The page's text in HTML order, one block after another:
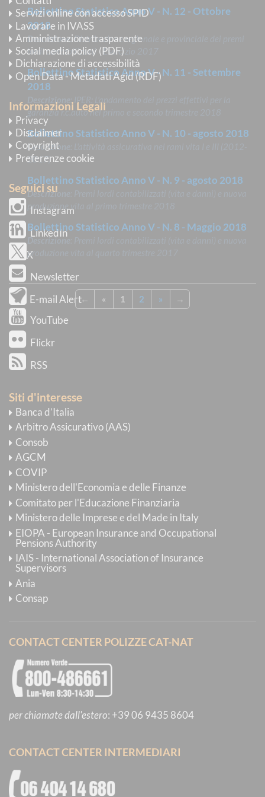
Bollettino Statistico Anno V - N. 12 - Ottobre
2018
Descrizione: Distribuzione regionale e provinciale dei premi
lordi contabilizzati - Esercizio 2017
Bollettino Statistico Anno V - N. 11 - Settembre
2018
Descrizione
: IPER: L'andamento dei prezzi effettivi per la
garanzia r.c.auto nel primo e secondo trimestre 2018
Bollettino Statistico Anno V - N. 10 - agosto 2018
Descrizione
2017)
Bollettino Statistico Anno V - N. 9 - agosto 2018
Descrizione
produzione vita al primo trimestre 2018
Bollettino Statistico Anno V - N. 8 - Maggio 2018
Descrizione
produzione vita al quarto trimestre 2017
← « 1 2 » →
Servizi online con accesso SPID
Lavorare in IVASS
Amministrazione trasparente
Social media policy (PDF)
Dichiarazione di accessibilità
Open Data - Metadati Agid (RDF)
Informazioni Legali
Privacy
Disclaimer
Copyright
Preferenze cookie
Seguici su
Instagram
LinkedIn
X
Newsletter
E-mail Alert
YouTube
Flickr
RSS
Siti d'interesse
Banca d’Italia
Arbitro Assicurativo (AAS)
Consob
AGCM
COVIP
Ministero dell'Economia e delle Finanze
Comitato per l'Educazione Finanziaria
Ministero delle Imprese e del Made in Italy
EIOPA - European Insurance and Occupational
Pensions Authority
IAIS - International Association of Insurance
Supervisors
Ania
Consap
CONTACT CENTER POLIZZE CAT-NAT
per chiamate dall'estero: +39 06 9435 8604
CONTACT CENTER INTERMEDIARI